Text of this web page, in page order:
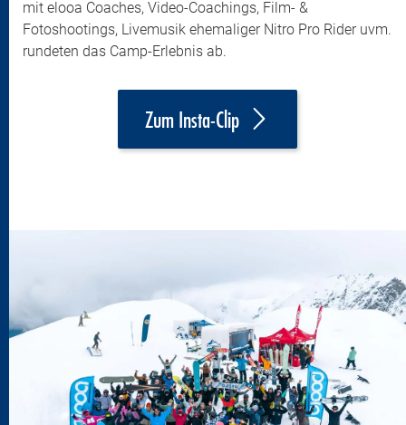
mit elooa Coaches, Video-Coachings, Film- &
Fotoshootings, Livemusik ehemaliger Nitro Pro Rider uvm.
rundeten das Camp-Erlebnis ab.
Zum Insta-Clip